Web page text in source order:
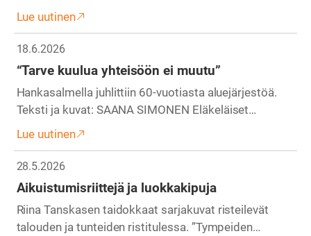
Lue uutinen
18.6.2026
“Tarve kuulua yhteisöön ei muutu”
Hankasalmella juhlittiin 60-vuotiasta aluejärjestöä.
Teksti ja kuvat: SAANA SIMONEN Eläkeläiset…
Lue uutinen
28.5.2026
Aikuistumisriittejä ja luokkakipuja
Riina Tanskasen taidokkaat sarjakuvat risteilevät
talouden ja tunteiden ristitulessa. ”Tympeiden…